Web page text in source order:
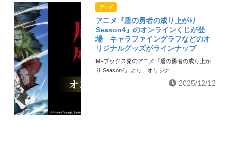
グッズ
アニメ『盾の勇者の成り上がり
Season4』のオンラインくじが登
場 キャラファイングラフなどのオ
リジナルグッズがラインナップ
MFブックス発のアニメ『盾の勇者の成り上が
り Season4』より、オリジナ...
2025/12/12